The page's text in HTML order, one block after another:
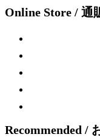
Online Store / 通
Recommended /